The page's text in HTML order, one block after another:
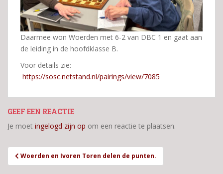
Daarmee won Woerden met 6-2 van DBC 1 en gaat aan
de leiding in de hoofdklasse B.
Voor details zie:
https://sosc.netstand.nl/pairings/view/7085
GEEF EEN REACTIE
Je moet ingelogd zijn op om een reactie te plaatsen.
Bericht
navigatie
Woerden en Ivoren Toren delen de punten.